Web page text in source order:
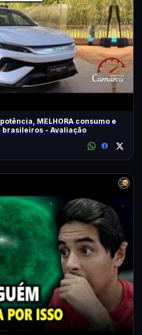
MELHORA consumo e
brasileiros - Avaliação